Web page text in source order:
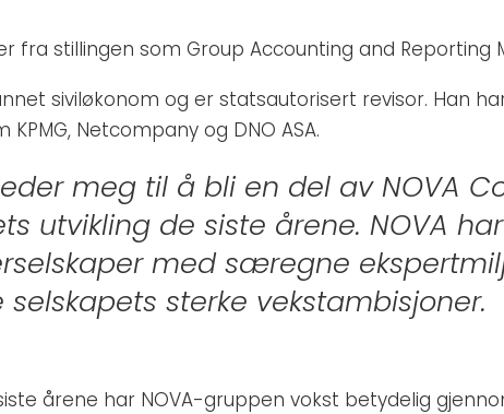
fra stillingen som Group Accounting and Reporting
siviløkonom og er statsautorisert revisor. Han
KPMG, Netcompany og DNO ASA.
meg til å bli en del av NOVA
utvikling de siste årene. NOVA
med særegne
selskapets sterke vekstambisjoner.
årene har NOVA-gruppen vokst betydelig